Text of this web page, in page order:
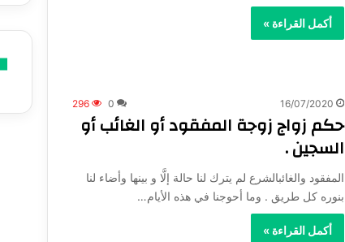
أكمل القراءة »
16/07/2020
0
296
حكم زواج زوجة المفقود أو الغائب أو
السجين .
المفقود والغائبالشرع لم يترك لنا حالة إلَّا و بينها وأضاء لنا
بنوره كل طريق . وما أحوجنا في هذه الأيام…
أكمل القراءة »